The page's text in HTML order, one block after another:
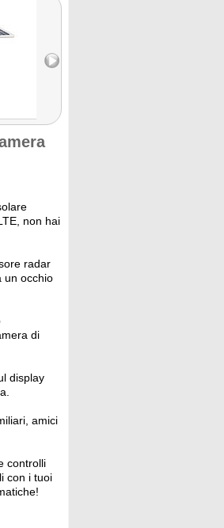
non hai
radar
un occhio
di
display
amici
controlli
con i tuoi